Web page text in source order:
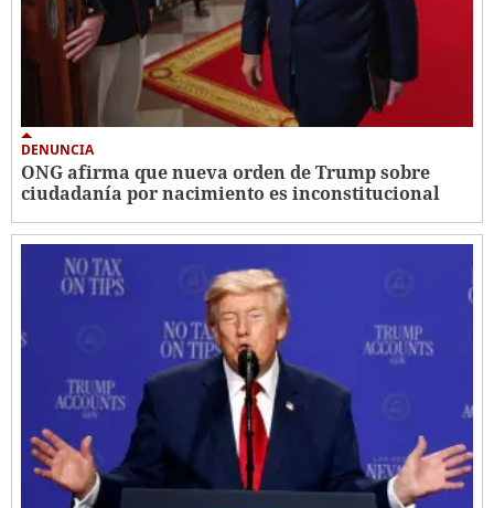
DENUNCIA
ONG afirma que nueva orden de Trump sobre
ciudadanía por nacimiento es inconstitucional